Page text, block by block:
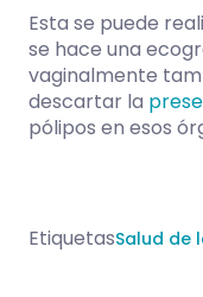
Esta se puede
se hace una
vaginalmente
descartar la
pólipos en esos
EtiquetasSalud de